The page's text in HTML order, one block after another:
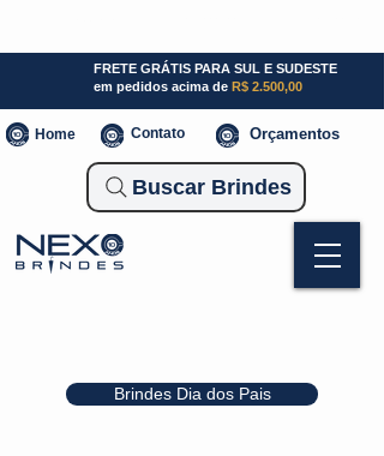
Brindes Dia dos Pais
FRETE GRÁTIS PARA SUL E SUDESTE
em pedidos acima de R$ 2.500,00
Home Contato Orçamentos
Buscar Brindes